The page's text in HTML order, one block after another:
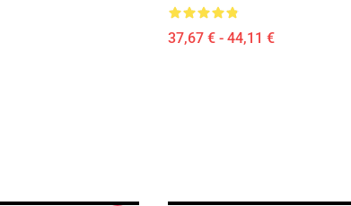
37,67 € - 44,11 €